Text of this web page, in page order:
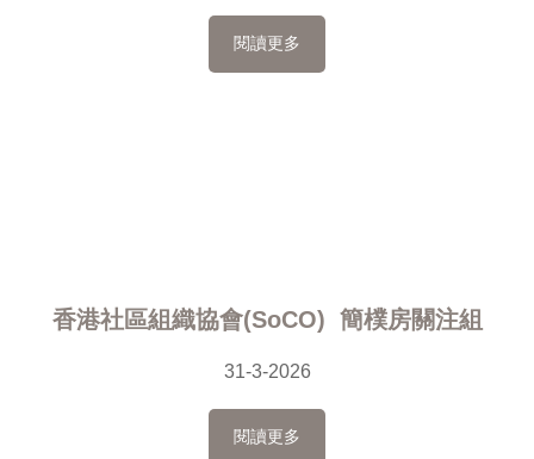
閱讀更多
香港社區組織協會(SoCO) 簡樸房關注組
31-3-2026
閱讀更多